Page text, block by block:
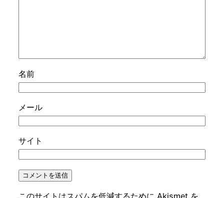
名前
メール
サイト
このサイトはスパムを低減するために Akismet を